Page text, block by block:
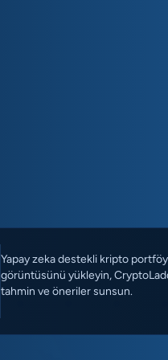
Yapay zeka destekli kripto
görüntüsünü yükleyin,
tahmin ve öneriler sunsun.